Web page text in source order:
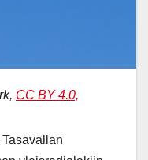
CC BY 4.0,